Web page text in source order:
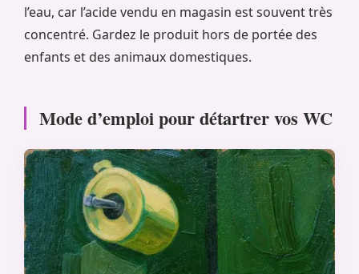
l’eau, car l’acide vendu en magasin est souvent très
concentré. Gardez le produit hors de portée des
enfants et des animaux domestiques.
Mode d’emploi pour détartrer vos WC